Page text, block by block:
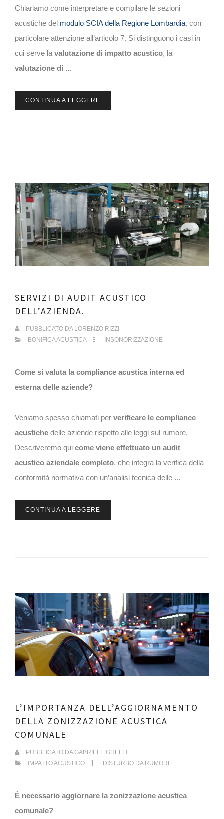
Chiariamo come interpretare e compilare le sezioni
acustiche del modulo SCIA della Regione Lombardia, con
particolare attenzione all’articolo 7. Si distinguono i casi in
cui serve la valutazione di impatto acustico, la
valutazione di ...
CONTINUA A LEGGERE
SERVIZI DI AUDIT ACUSTICO
DELL’AZIENDA.
PUBBLICATO DA LORENZO RIZZI
BONIFICA ACUSTICA
INSONORIZZAZIONE
Come si valuta la compliance acustica interna ed
esterna delle aziende?
Veniamo spesso chiamati per verificare le compliance
acustiche delle aziende rispetto alle leggi sul rumore.
Descriveremo qui come viene effettuato un audit
acustico aziendale completo, che integra la verifica della
conformità normativa con un’analisi tecnica delle ...
CONTINUA A LEGGERE
L’IMPORTANZA DELL’AGGIORNAMENTO
DELLA ZONIZZAZIONE ACUSTICA
COMUNALE
PUBBLICATO DAGABRIELE GHELFI
IMPATTO ACUSTICO
DISTURBO DA RUMORE
È necessario aggiornare la zonizzazione acustica
comunale?